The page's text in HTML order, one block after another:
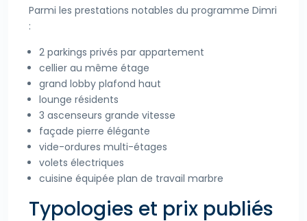
Parmi les prestations notables du programme Dimri
:
2 parkings privés par appartement
cellier au même étage
grand lobby plafond haut
lounge résidents
3 ascenseurs grande vitesse
façade pierre élégante
vide-ordures multi-étages
volets électriques
cuisine équipée plan de travail marbre
Typologies et prix publiés